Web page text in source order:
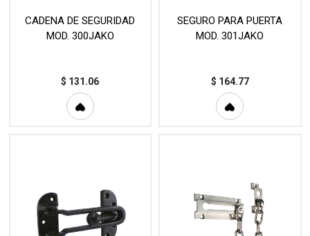
CADENA DE SEGURIDAD
MOD. 300JAKO
$ 131.06
SEGURO PARA PUERTA
MOD. 301JAKO
$ 164.77